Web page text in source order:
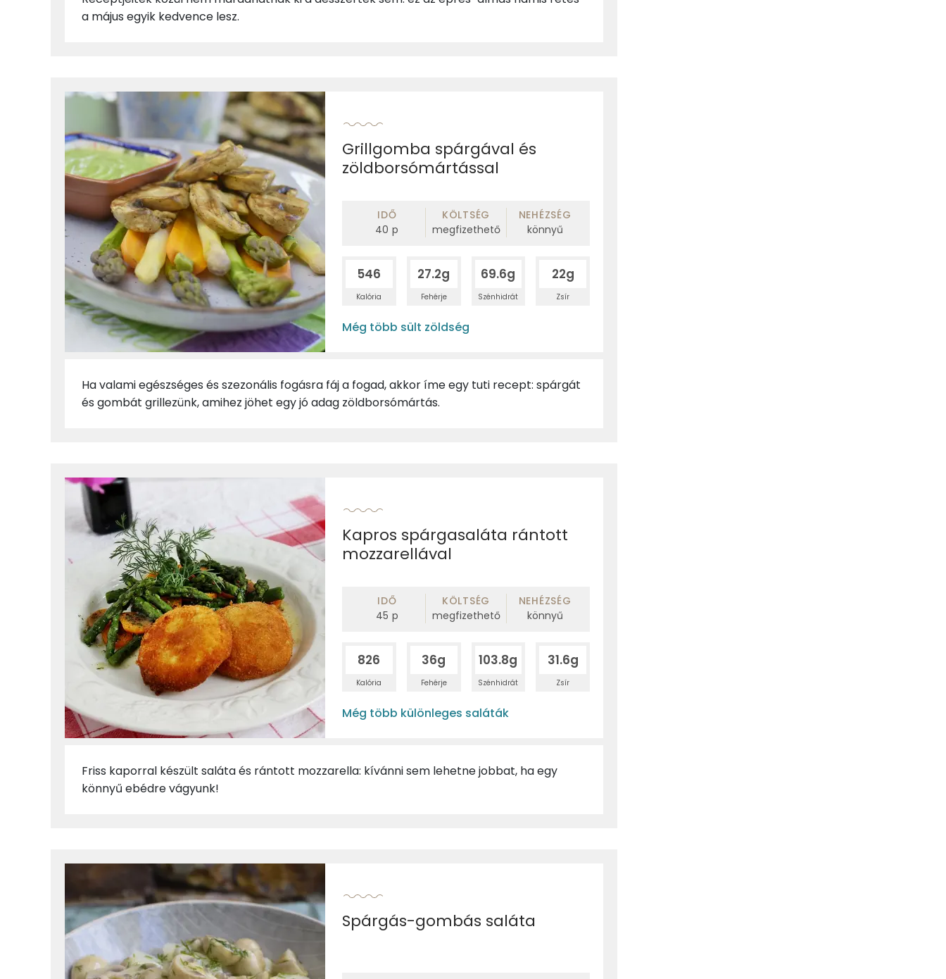
a május egyik kedvence lesz.
Grillgomba spárgával és
zöldborsómártással
IDŐ
40 p
KÖLTSÉG
megfizethető
NEHÉZSÉG
könnyű
546
Kalória
27.2g
Fehérje
69.6g
Szénhidrát
22g
Zsír
Még több sült zöldség
Ha valami egészséges és szezonális fogásra fáj a fogad, akkor íme egy tuti recept: spárgát
és gombát grillezünk, amihez jöhet egy jó adag zöldborsómártás.
Kapros spárgasaláta rántott
mozzarellával
IDŐ
45 p
KÖLTSÉG
megfizethető
NEHÉZSÉG
könnyű
826
Kalória
36g
Fehérje
103.8g
Szénhidrát
31.6g
Zsír
Még több különleges saláták
Friss kaporral készült saláta és rántott mozzarella: kívánni sem lehetne jobbat, ha egy
könnyű ebédre vágyunk!
Spárgás-gombás saláta